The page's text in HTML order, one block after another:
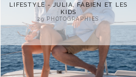
LIFESTYLE - JULIA, FABIEN ET LES
KIDS
29PHOTOGRAPHIES